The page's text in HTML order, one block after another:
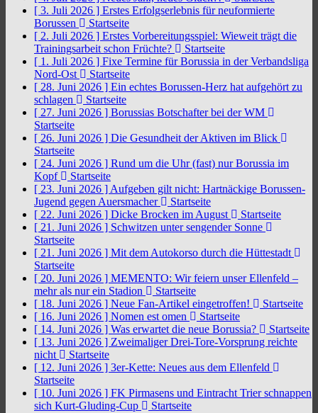
[ 3. Juli 2026 ] Erstes Erfolgserlebnis für neuformierte
Borussen
Startseite
[ 2. Juli 2026 ] Erstes Vorbereitungsspiel: Wieweit trägt die
Trainingsarbeit schon Früchte?
Startseite
[ 1. Juli 2026 ] Fixe Termine für Borussia in der Verbandsliga
Nord-Ost
Startseite
[ 28. Juni 2026 ] Ein echtes Borussen-Herz hat aufgehört zu
schlagen
Startseite
[ 27. Juni 2026 ] Borussias Botschafter bei der WM
Startseite
[ 26. Juni 2026 ] Die Gesundheit der Aktiven im Blick
Startseite
[ 24. Juni 2026 ] Rund um die Uhr (fast) nur Borussia im
Kopf
Startseite
[ 23. Juni 2026 ] Aufgeben gilt nicht: Hartnäckige Borussen-
Jugend gegen Auersmacher
Startseite
[ 22. Juni 2026 ] Dicke Brocken im August
Startseite
[ 21. Juni 2026 ] Schwitzen unter sengender Sonne
Startseite
[ 21. Juni 2026 ] Mit dem Autokorso durch die Hüttestadt
Startseite
[ 20. Juni 2026 ] MEMENTO: Wir feiern unser Ellenfeld –
mehr als nur ein Stadion
Startseite
[ 18. Juni 2026 ] Neue Fan-Artikel eingetroffen!
Startseite
[ 16. Juni 2026 ] Nomen est omen
Startseite
[ 14. Juni 2026 ] Was erwartet die neue Borussia?
Startseite
[ 13. Juni 2026 ] Zweimaliger Drei-Tore-Vorsprung reichte
nicht
Startseite
[ 12. Juni 2026 ] 3er-Kette: Neues aus dem Ellenfeld
Startseite
[ 10. Juni 2026 ] FK Pirmasens und Eintracht Trier schnappen
sich Kurt-Gluding-Cup
Startseite